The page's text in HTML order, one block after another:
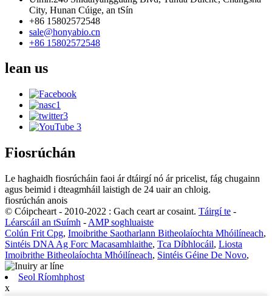
City, Hunan Cúige, an tSín
+86 15802572548
sale@honyabio.cn
+86 15802572548
lean us
Fiosrúchán
Le haghaidh fiosrúcháin faoi ár dtáirgí nó ár pricelist, fág chugainn
agus beimid i dteagmháil laistigh de 24 uair an chloig.
fiosrúchán anois
© Cóipcheart - 2010-2022 : Gach ceart ar cosaint. Táirgí te -
Léarscáil an tSuímh - AMP soghluaiste
Colún Frit Cpg, Imoibrithe Saotharlann Bitheolaíochta Mhóilíneach,
Sintéis DNA Ag Forc Macasamhlaithe, Tca Díbhlocáil, Liosta
Imoibrithe Bitheolaíochta Mhóilíneach, Sintéis Géine De Novo,
Seol Ríomhphost
x